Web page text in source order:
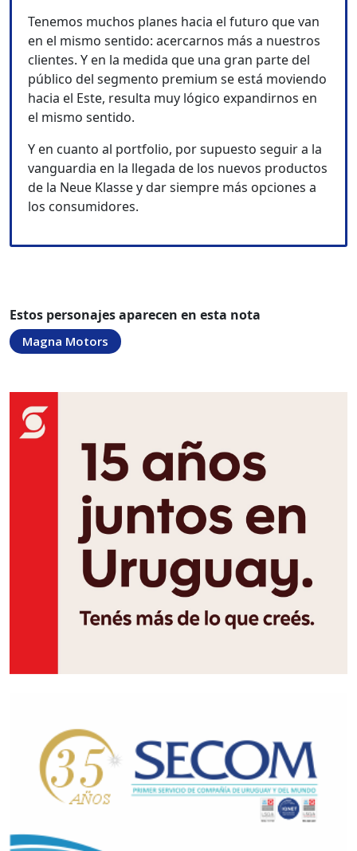
Tenemos muchos planes hacia el futuro que van
en el mismo sentido: acercarnos más a nuestros
clientes. Y en la medida que una gran parte del
público del segmento premium se está moviendo
hacia el Este, resulta muy lógico expandirnos en
el mismo sentido.
Y en cuanto al portfolio, por supuesto seguir a la
vanguardia en la llegada de los nuevos productos
de la Neue Klasse y dar siempre más opciones a
los consumidores.
Estos personajes aparecen en esta nota
Magna Motors